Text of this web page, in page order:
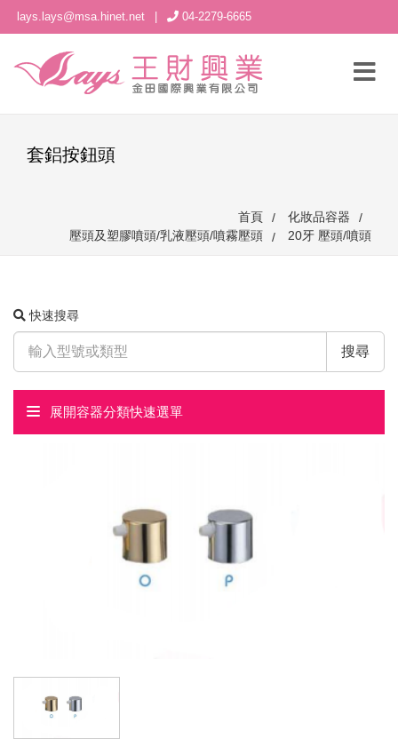
lays.lays@msa.hinet.net 04-2279-6665
套鋁按鈕頭
首頁
化妝品容器
壓頭及塑膠噴頭/乳液壓頭/噴霧壓頭
20牙 壓頭/噴頭
快速搜尋
搜尋
展開容器分類快速選單